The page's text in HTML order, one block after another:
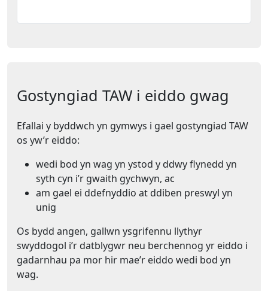
Gostyngiad TAW i eiddo gwag
Efallai y byddwch yn gymwys i gael gostyngiad TAW
os yw’r eiddo:
wedi bod yn wag yn ystod y ddwy flynedd yn
syth cyn i’r gwaith gychwyn, ac
am gael ei ddefnyddio at ddiben preswyl yn
unig
Os bydd angen, gallwn ysgrifennu llythyr
swyddogol i’r datblygwr neu berchennog yr eiddo i
gadarnhau pa mor hir mae’r eiddo wedi bod yn
wag.